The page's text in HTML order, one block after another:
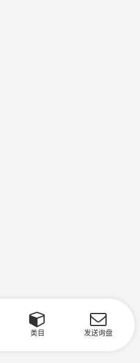
类目 发送询盘